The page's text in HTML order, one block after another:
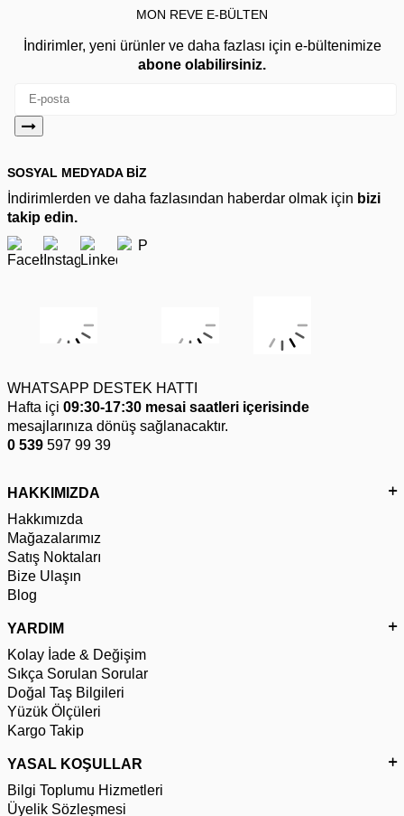
MON REVE E-BÜLTEN
İndirimler, yeni ürünler ve daha fazlası için e-bültenimize
abone olabilirsiniz.
SOSYAL MEDYADA BİZ
İndirimlerden ve daha fazlasından haberdar olmak için bizi
takip edin.
WHATSAPP DESTEK HATTI
Hafta içi 09:30-17:30 mesai saatleri içerisinde
mesajlarınıza dönüş sağlanacaktır.
0 539 597 99 39
HAKKIMIZDA
Hakkımızda
Mağazalarımız
Satış Noktaları
Bize Ulaşın
Blog
YARDIM
Kolay İade & Değişim
Sıkça Sorulan Sorular
Doğal Taş Bilgileri
Yüzük Ölçüleri
Kargo Takip
YASAL KOŞULLAR
Bilgi Toplumu Hizmetleri
Üyelik Sözleşmesi